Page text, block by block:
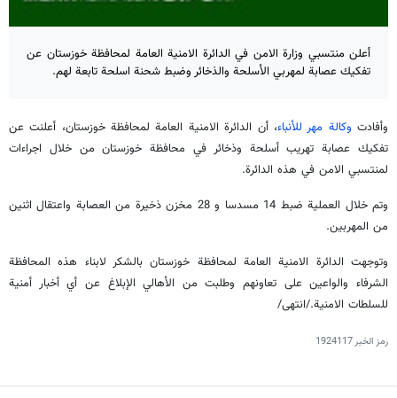
أعلن منتسبي وزارة الامن في الدائرة الامنية العامة لمحافظة خوزستان عن
تفكيك عصابة لمهربي الأسلحة والذخائر وضبط شحنة اسلحة تابعة لهم.
وأفادت وكالة مهر للأنباء، أن الدائرة الامنية العامة لمحافظة خوزستان، أعلنت عن
تفكيك عصابة تهريب أسلحة وذخائر في محافظة خوزستان من خلال اجراءات
لمنتسبي الامن في هذه الدائرة.
وتم خلال العملية ضبط 14 مسدسا و 28 مخزن ذخيرة من العصابة واعتقال اثنين
من المهربين.
وتوجهت الدائرة الامنية العامة لمحافظة خوزستان بالشكر لابناء هذه المحافظة
الشرفاء والواعين على تعاونهم وطلبت من الأهالي الإبلاغ عن أي أخبار أمنية
للسلطات الامنية./انتهى/
رمز الخبر1924117